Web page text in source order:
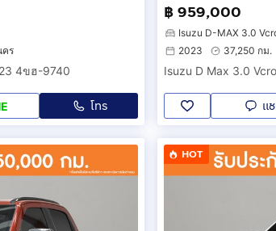
คแอนด์พิเนียน ระบบช่วยผ่อนแรง: EPS
Max หุ้มด้วยหนัง สีดำ สลับ สีน้ำตาล
: เบาะนั่งคนขับปรับด้วยไฟฟ้า 8 ทิศทาง
โดยสาร) : เบาะนั่งผู้โดยสารตอนหน้า ปรับด้วยมื
ในรถ) : ช่องชาร์จไฟ USB สำหรับผู้โดยสารตอ
คร
4ขฮ-9740
โทร
฿ 959,000
Isuzu D-MAX 3.0
2023
37,250 กม.
Isuzu D Max 3.0
แ
HOT